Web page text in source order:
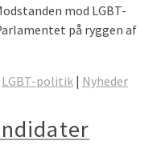
mod LGBT-
på ryggen af
LGBT-politik | Nyheder